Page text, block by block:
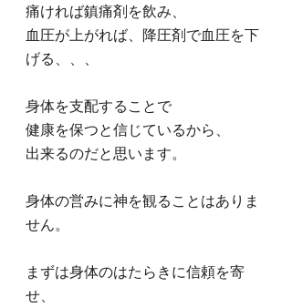
痛ければ鎮痛剤を飲み、
血圧が上がれば、降圧剤で血圧を下
げる、、、
身体を支配することで
健康を保つと信じているから、
出来るのだと思います。
身体の営みに神を観ることはありま
せん。
まずは身体のはたらきに信頼を寄
せ、